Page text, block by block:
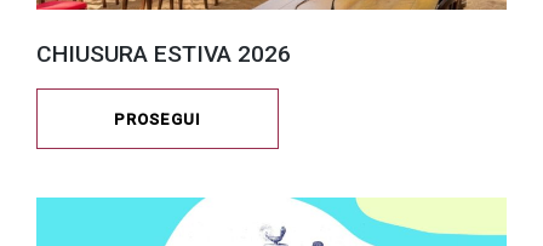
CHIUSURA ESTIVA 2026
PROSEGUI